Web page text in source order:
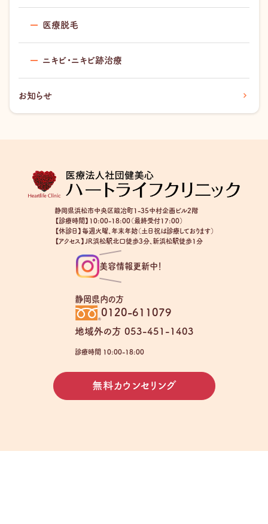
医療脱毛
ニキビ・ニキビ跡治療
お知らせ
静岡県浜松市中央区鍛冶町1-35中村企画ビル2階
【診療時間】10:00-18:00（最終受付17:00）
【休診日】毎週火曜、年末年始（土日祝は診療しております）
【アクセス】JR浜松駅北口徒歩3分、新浜松駅徒歩1分
美容情報更新中！
静岡県内の方
0120-611079
地域外の方 053-451-1403
診療時間 10:00-18:00
無料カウンセリング